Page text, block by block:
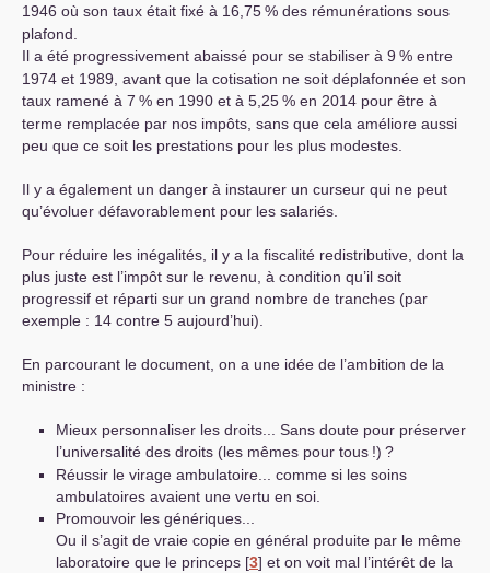
1946 où son taux était fixé à 16,75% des rémunérations sous
plafond.
Il a été progressivement abaissé pour se stabiliser à 9 % entre
1974 et 1989, avant que la cotisation ne soit déplafonnée et son
taux ramené à 7 % en 1990 et à 5,25% en 2014 pour être à
terme remplacée par nos impôts, sans que cela améliore aussi
peu que ce soit les prestations pour les plus modestes.
Il y a également un danger à instaurer un curseur qui ne peut
qu’évoluer défavorablement pour les salariés.
Pour réduire les inégalités, il y a la fiscalité redistributive, dont la
plus juste est l’impôt sur le revenu, à condition qu’il soit
progressif et réparti sur un grand nombre de tranches (par
exemple : 14 contre 5 aujourd’hui).
En parcourant le document, on a une idée de l’ambition de la
ministre :
Mieux personnaliser les droits... Sans doute pour préserver
l’universalité des droits (les mêmes pour tous !) ?
Réussir le virage ambulatoire... comme si les soins
ambulatoires avaient une vertu en soi.
Promouvoir les génériques...
Ou il s’agit de vraie copie en général produite par le même
laboratoire que le princeps [3] et on voit mal l’intérêt de la